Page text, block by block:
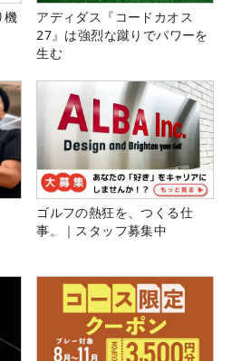
機
アディダス『コードカオス
27』は強烈な蹴りでパワーを
生む
ゴルフの熱狂を、つくる仕
事。｜スタッフ募集中